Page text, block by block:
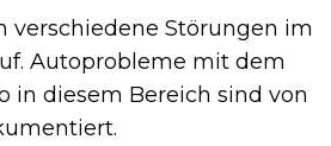
verschiedene Störungen im
Autoprobleme mit dem
in diesem Bereich sind von